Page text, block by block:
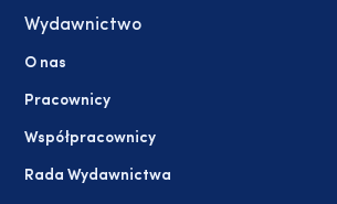
Wydawnictwo
O nas
Pracownicy
Współpracownicy
Rada Wydawnictwa